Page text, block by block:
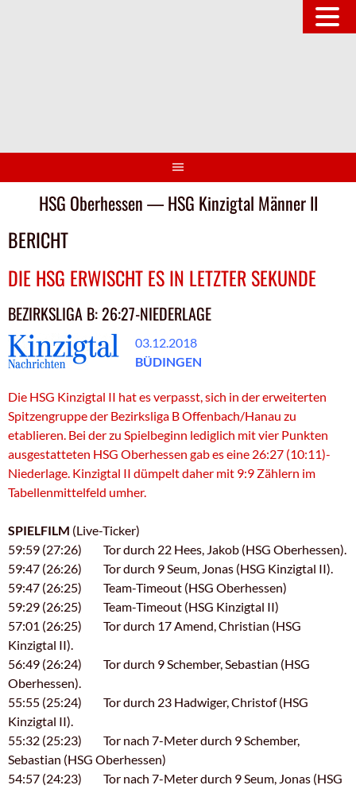
HSG Oberhessen — HSG Kinzigtal Männer II
BERICHT
DIE HSG ERWISCHT ES IN LETZTER SEKUNDE
BEZIRKSLIGA B: 26:27-NIEDERLAGE
03.12.2018
BÜDINGEN
Die HSG Kinzigtal II hat es verpasst, sich in der erweiterten
Spitzengruppe der Bezirksliga B Offenbach/Hanau zu
etablieren. Bei der zu Spielbeginn lediglich mit vier Punkten
ausgestatteten HSG Oberhessen gab es eine 26:27 (10:11)-
Niederlage. Kinzigtal II dümpelt daher mit 9:9 Zählern im
Tabellenmittelfeld umher.
SPIELFILM (Live-Ticker)
59:59 (27:26) Tor durch 22 Hees, Jakob (HSG Oberhessen).
59:47 (26:26) Tor durch 9 Seum, Jonas (HSG Kinzigtal II).
59:47 (26:25) Team-Timeout (HSG Oberhessen)
59:29 (26:25) Team-Timeout (HSG Kinzigtal II)
57:01 (26:25) Tor durch 17 Amend, Christian (HSG
Kinzigtal II).
56:49 (26:24) Tor durch 9 Schember, Sebastian (HSG
Oberhessen).
55:55 (25:24) Tor durch 23 Hadwiger, Christof (HSG
Kinzigtal II).
55:32 (25:23) Tor nach 7-Meter durch 9 Schember,
Sebastian (HSG Oberhessen)
54:57 (24:23) Tor nach 7-Meter durch 9 Seum, Jonas (HSG